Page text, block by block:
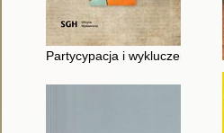
Partycypacja i wykluczenie : z